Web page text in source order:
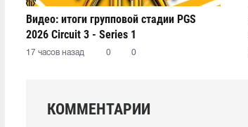
Видео: итоги групповой стадии PGS
2026 Circuit 3 - Series 1
17 часов назад 0 0
КОММЕНТАРИИ